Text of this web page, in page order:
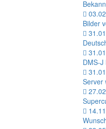
Bilder
DMS-
Server